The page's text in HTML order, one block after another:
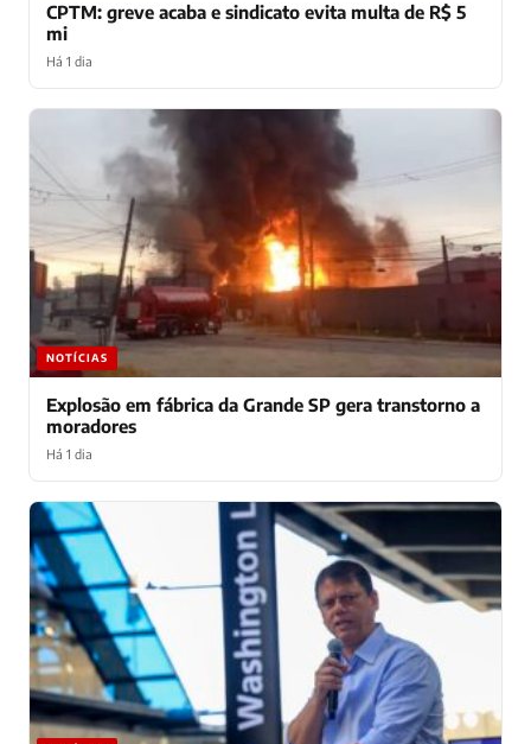
CPTM: greve acaba e sindicato evita multa de R$ 5
mi
Há 1 dia
NOTÍCIAS
Explosão em fábrica da Grande SP gera transtorno a
moradores
Há 1 dia